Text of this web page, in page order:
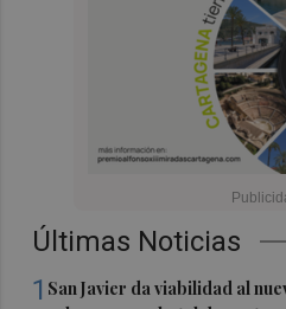
Últimas Noticias
1 San Javier da viabilidad al